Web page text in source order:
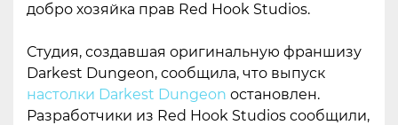
добро хозяйка прав Red Hook Studios.
Студия, создавшая оригинальную франшизу
Darkest Dungeon, сообщила, что выпуск
настолки Darkest Dungeon остановлен.
Разработчики из Red Hook Studios сообщили,